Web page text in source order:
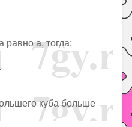
равно a, тогда:
куба больше